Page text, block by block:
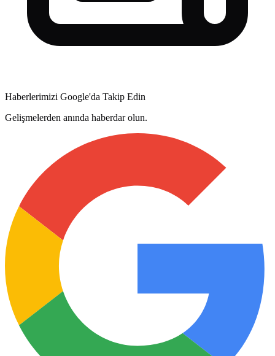
Haberlerimizi Google'da Takip Edin
Gelişmelerden anında haberdar olun.